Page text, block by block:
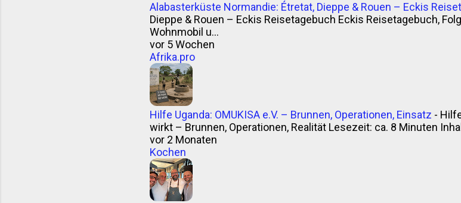
Alabasterküste Normandie: Étretat, Dieppe & Rouen – Eckis
Dieppe & Rouen – Eckis Reisetagebuch Eckis Reisetagebuch,
Wohnmobil u...
vor 5 Wochen
Afrika.pro
Hilfe Uganda: OMUKISA e.V. – Brunnen, Operationen, Einsatz -
wirkt – Brunnen, Operationen, Realität Lesezeit: ca. 8 Minuten
vor 2 Monaten
Kochen